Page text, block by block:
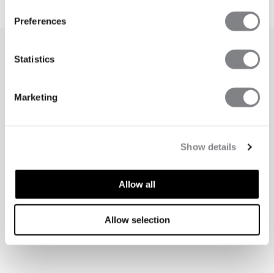
Preferences
Statistics
Marketing
Show details
Allow all
Allow selection